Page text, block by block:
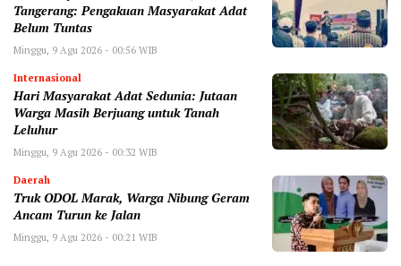
Tangerang: Pengakuan Masyarakat Adat
Belum Tuntas
Minggu, 9 Agu 2026 - 00:56 WIB
Internasional
Hari Masyarakat Adat Sedunia: Jutaan
Warga Masih Berjuang untuk Tanah
Leluhur
Minggu, 9 Agu 2026 - 00:32 WIB
Daerah
Truk ODOL Marak, Warga Nibung Geram
Ancam Turun ke Jalan
Minggu, 9 Agu 2026 - 00:21 WIB